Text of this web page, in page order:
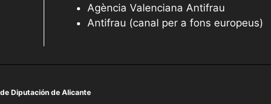
Agència Valenciana Antifrau
Antifrau (canal per a fons europeus)
Diputación de Alicante